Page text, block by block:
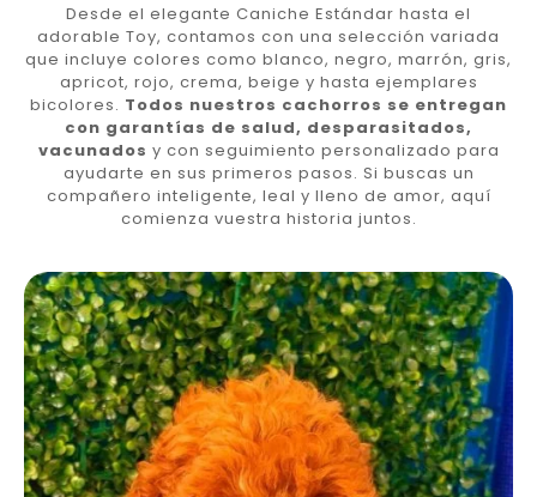
Desde el elegante Caniche Estándar hasta el
adorable Toy, contamos con una selección variada
que incluye colores como blanco, negro, marrón, gris,
apricot, rojo, crema, beige y hasta ejemplares
bicolores. Todos nuestros cachorros se entregan
con garantías de salud, desparasitados,
vacunados y con seguimiento personalizado para
ayudarte en sus primeros pasos. Si buscas un
compañero inteligente, leal y lleno de amor, aquí
comienza vuestra historia juntos.